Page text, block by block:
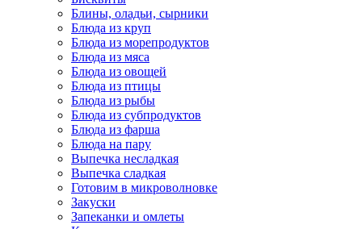
Блины, оладьи, сырники
Блюда из круп
Блюда из морепродуктов
Блюда из мяса
Блюда из овощей
Блюда из птицы
Блюда из рыбы
Блюда из субпродуктов
Блюда из фарша
Блюда на пару
Выпечка несладкая
Выпечка сладкая
Готовим в микроволновке
Закуски
Запеканки и омлеты